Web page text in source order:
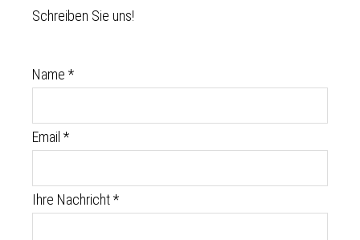
Schreiben Sie uns!
Name *
Email *
Ihre Nachricht*